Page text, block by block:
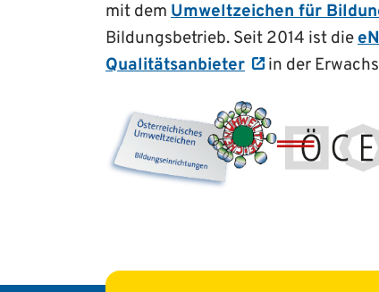
mit dem Umweltzeichen für
Bildungsbetrieb. Seit 2014 ist die
Qualitätsanbieter
in der